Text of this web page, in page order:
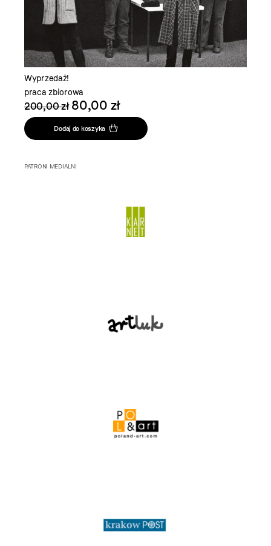
Wyprzedaż!
praca zbiorowa
200,00 zł 80,00 zł
Dodaj do koszyka
PATRONI MEDIALNI